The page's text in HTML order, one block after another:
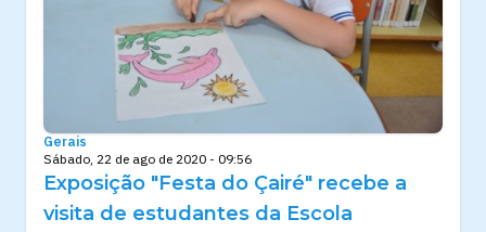
Gerais
Sábado, 22 de ago de 2020 - 09:56
Exposição "Festa do Çairé" recebe a
visita de estudantes da Escola